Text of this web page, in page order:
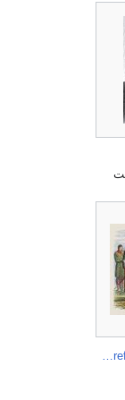
Inspection of Gaveston's head by the earls of Lancaster, Hereford, and Arundel.jpg